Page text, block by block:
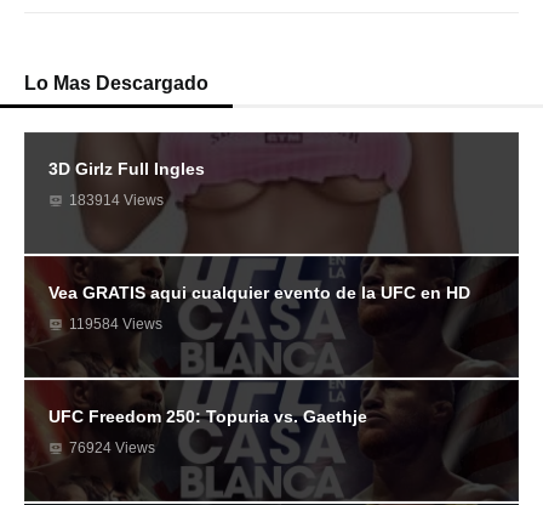
Lo Mas Descargado
3D Girlz Full Ingles
183914 Views
Vea GRATIS aqui cualquier evento de la UFC en HD
119584 Views
UFC Freedom 250: Topuria vs. Gaethje
76924 Views